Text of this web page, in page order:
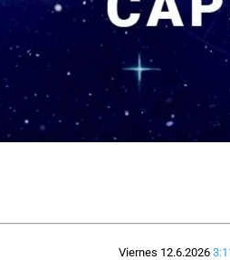
Viernes 12.6.2026